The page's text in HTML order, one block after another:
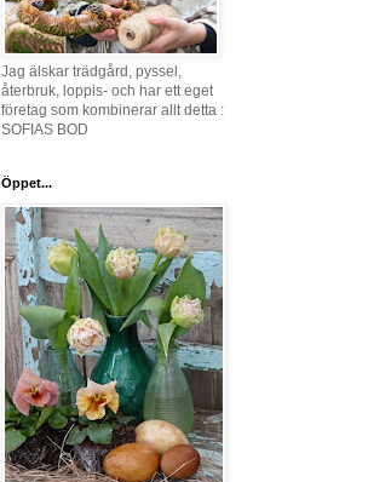
Jag älskar trädgård, pyssel,
återbruk, loppis- och har ett eget
företag som kombinerar allt detta :
SOFIAS BOD
Öppet...